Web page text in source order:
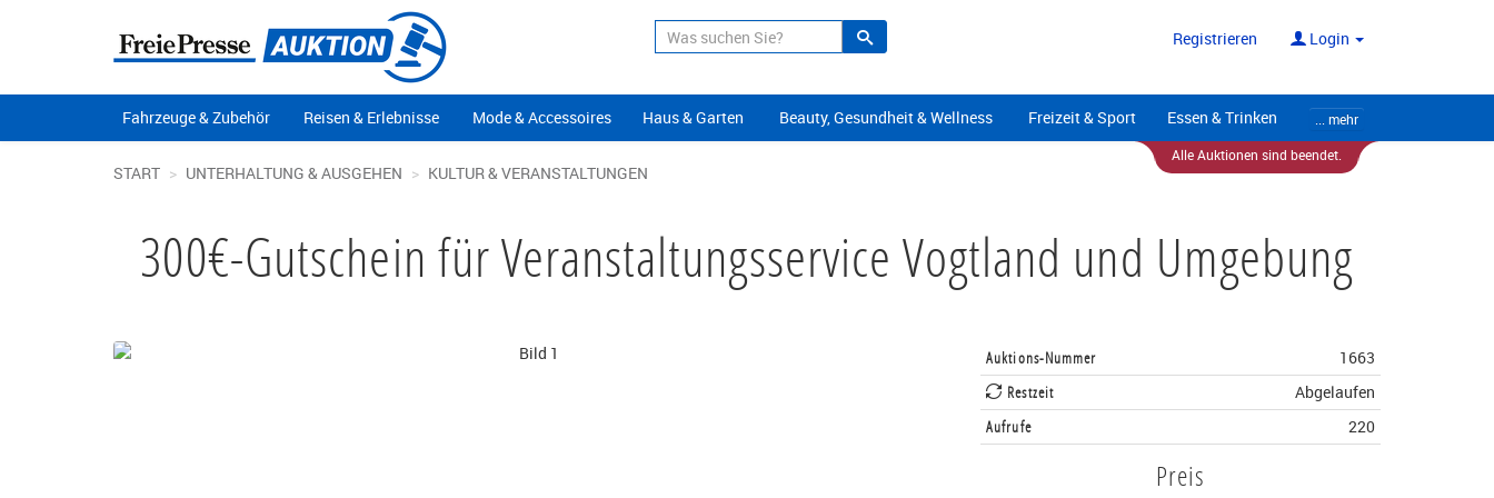
Suche Registrieren Login
Fahrzeuge & Zubehör Reisen & Erlebnisse Mode & Accessoires Haus & Garten Beauty, Gesundheit & Wellness Freizeit & Sport Essen & Trinken
... mehr
Alle Auktionen sind beendet.
START UNTERHALTUNG & AUSGEHEN KULTUR & VERANSTALTUNGEN
300€-Gutschein für Veranstaltungsservice Vogtland und Umgebung
Auktions-Nummer
1663
Restzeit
Abgelaufen
Aufrufe
220
Preis